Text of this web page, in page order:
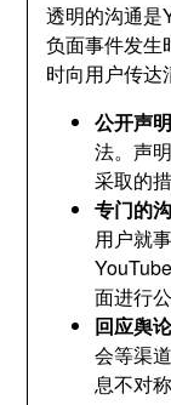
透明的沟通是
负面事件发生
时向用户传达
公开声
法。声
采取的
专门的
用户就
面进行公
回应舆
会等渠
息不对